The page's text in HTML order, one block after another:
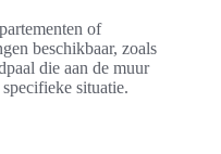
of
beschikbaar, zoals
die aan de muur
situatie.